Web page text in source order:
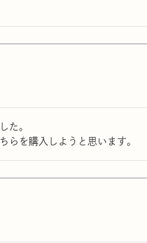
た。
らを購入しようと思います。